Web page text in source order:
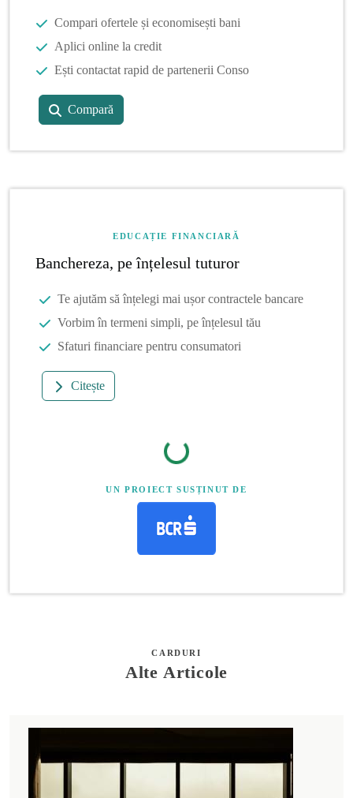
Compari ofertele și economisești bani
Aplici online la credit
Ești contactat rapid de partenerii Conso
Compară
EDUCAȚIE FINANCIARĂ
Banchereza, pe înțelesul tuturor
Te ajutăm să înțelegi mai ușor contractele bancare
Vorbim în termeni simpli, pe înțelesul tău
Sfaturi financiare pentru consumatori
Citește
UN PROIECT SUSȚINUT DE
CARDURI
Alte Articole